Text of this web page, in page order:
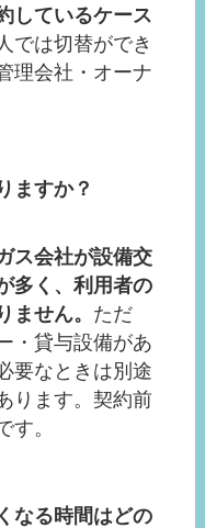
しているケース
では切替ができ
理会社・オーナ
ますか？
ス会社が設備交
多く、利用者の
ません。 ただ
・貸与設備があ
要なときは別途
ります。契約前
す。
なる時間はどの